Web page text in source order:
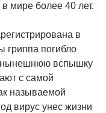
мире более 40 лет.
в
гриппа погибло
нынешнюю вспышку
с самой
называемой
вирус унес жизни